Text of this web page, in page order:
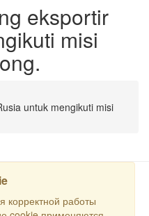
eksportir
misi
untuk mengikuti misi
работыCARI